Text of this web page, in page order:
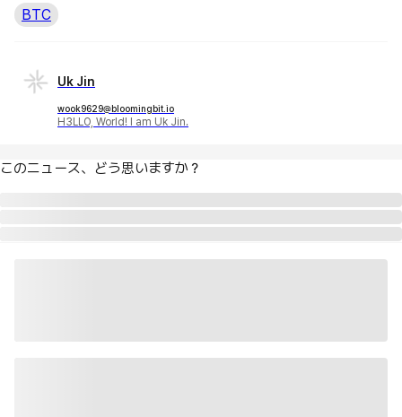
BTC
Uk Jin
wook9629@bloomingbit.io
H3LLO, World! I am Uk Jin.
このニュース、どう思いますか？